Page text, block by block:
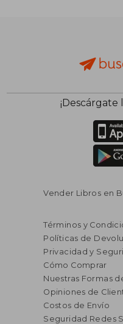
¡Descárgate
Vender Libros en
Términos y
Políticas de
Privacidad y
Cómo Comprar
Nuestras Formas
Opiniones de
Costos de Envío
Seguridad Redes